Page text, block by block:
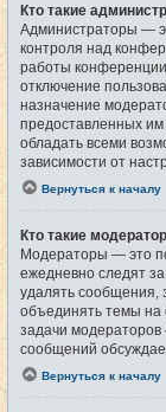
Кто такие
Администраторы —
контроля над
работы
отключение
назначение
предоставленных
обладать всеми
зависимости от
Вернуться к началу
Кто такие
Модераторы — это
ежедневно следят
удалять сообщения,
объединять темы на
задачи модераторов
сообщений
Вернуться к началу